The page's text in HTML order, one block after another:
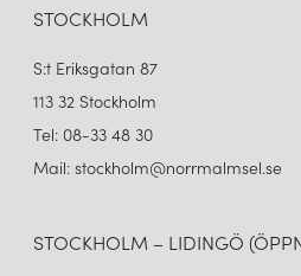
STOCKHOLM
S:t Eriksgatan 87
113 32 Stockholm
Tel: 08-33 48 30
Mail: stockholm@norrmalmsel.se
STOCKHOLM – LIDINGÖ